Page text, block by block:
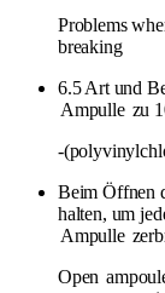
Problems
breaking
6.5 Art und
Ampulle zu
-
Beim Öffnen
halten, um
Ampulle
Open